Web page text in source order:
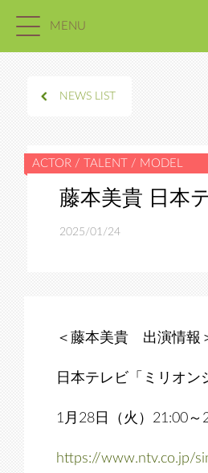
MENU
NEWS LIST
藤本美貴 日本
2025/01/24
＜藤本美貴 出演情報
日本テレビ「ミリオン
1月28日（火）21:00～
https://www.ntv.co.jp/